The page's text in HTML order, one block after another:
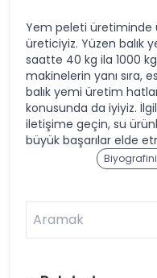
Yem peleti üretiminde
üreticiyiz. Yüzen balık
saatte 40 kg ila 1000
makinelerin yanı sıra,
balık yemi üretim
konusunda da iyiyiz.
iletişime geçin, su
büyük başarılar elde